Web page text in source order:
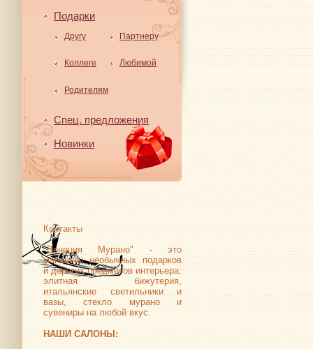
Подарки
Другу Партнеру
Коллеге Любимой
Родителям
Спец. предложения
Новинки
Контакты
"Венеция Мурано" - это
магазины необычных подарков
и дорогих предметов интерьера:
элитная бижутерия,
итальянские светильники и
вазы, стекло мурано и
сувениры на любой вкус.
НАШИ САЛОНЫ: